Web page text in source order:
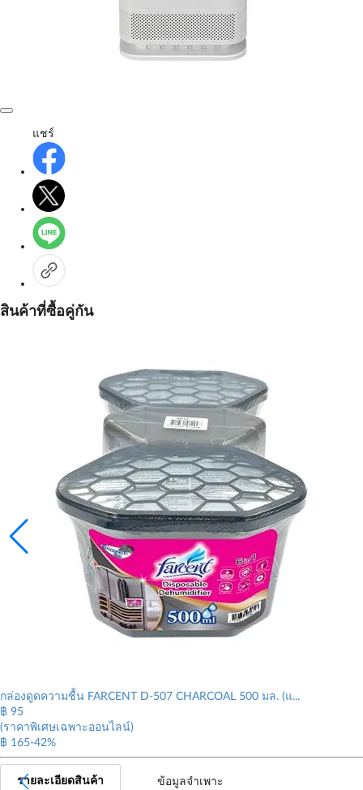
แชร์
สินค้าที่ซื้อคู่กัน
กล่องดูดความชื้น FARCENT D-507 CHARCOAL 500 มล. (แ...
฿ 95
(ราคาพิเศษเฉพาะออนไลน์)
฿ 165-42%
รายละเอียดสินค้า ข้อมูลจำเพาะ